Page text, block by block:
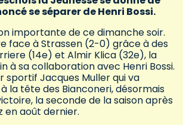
se séparer de Henri Bossi.
importante de ce dimanche soir.
face à Strassen (2-0) grâce à des
(14e) et Almir Klica (32e), la
à sa collaboration avec Henri Bossi.
sportif Jacques Muller qui va
la tête des Bianconeri, désormais
la seconde de la saison après
en août dernier.